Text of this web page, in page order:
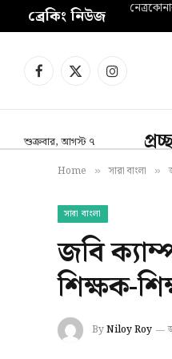
ব্রেকিং নিউজ
Facebook
X
Instagram
শুক্রবার, আগস্ট ৭
Home » সারা বাংলা »
সারা বাংলা
জবি
শিক্ষক-
ByNiloy Roy